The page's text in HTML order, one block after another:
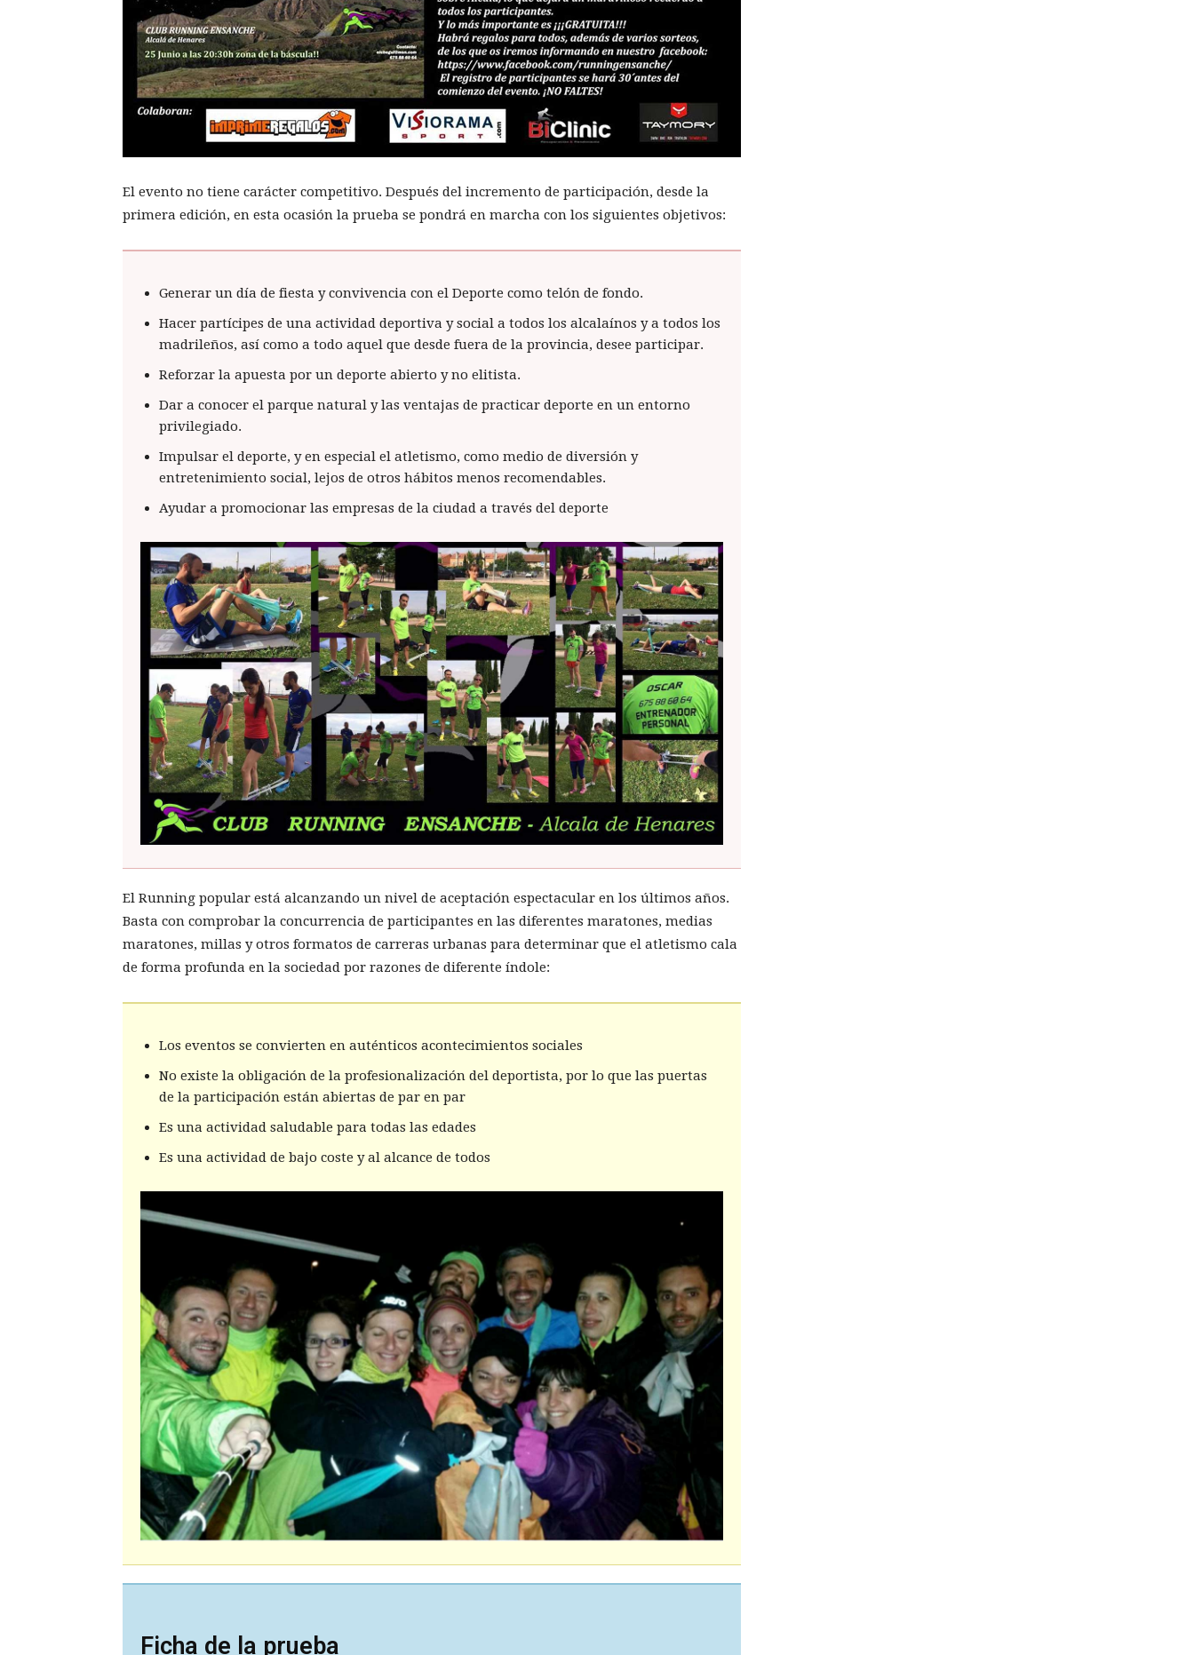
El evento no tiene carácter competitivo. Después del incremento de participación, desde la
primera edición, en esta ocasión la prueba se pondrá en marcha con los siguientes objetivos:
Generar un día de fiesta y convivencia con el Deporte como telón de fondo.
Hacer partícipes de una actividad deportiva y social a todos los alcalaínos y a todos los
madrileños, así como a todo aquel que desde fuera de la provincia, desee participar.
Reforzar la apuesta por un deporte abierto y no elitista.
Dar a conocer el parque natural y las ventajas de practicar deporte en un entorno
privilegiado.
Impulsar el deporte, y en especial el atletismo, como medio de diversión y
entretenimiento social, lejos de otros hábitos menos recomendables.
Ayudar a promocionar las empresas de la ciudad a través del deporte
El Running popular está alcanzando un nivel de aceptación espectacular en los últimos años.
Basta con comprobar la concurrencia de participantes en las diferentes maratones, medias
maratones, millas y otros formatos de carreras urbanas para determinar que el atletismo cala
de forma profunda en la sociedad por razones de diferente índole:
Los eventos se convierten en auténticos acontecimientos sociales
No existe la obligación de la profesionalización del deportista, por lo que las puertas
de la participación están abiertas de par en par
Es una actividad saludable para todas las edades
Es una actividad de bajo coste y al alcance de todos
Ficha de la prueba